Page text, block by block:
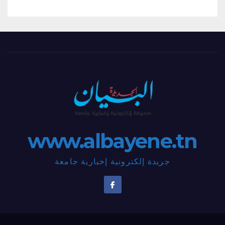
www.albayene.tn
جريدة إلكترونية إخبارية جامعة